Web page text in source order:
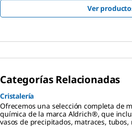
Ver
Categorías Relacionadas
Cristalería
Ofrecemos una selección completa de
química de la marca Aldrich®, que
vasos de precipitados, matraces,